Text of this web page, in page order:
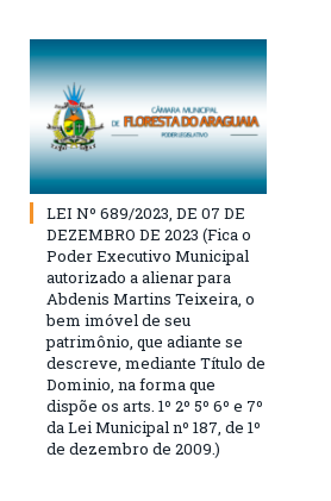
LEI Nº 689/2023, DE 07 DE
DEZEMBRO DE 2023 (Fica o
Poder Executivo Municipal
autorizado a alienar para
Abdenis Martins Teixeira, o
bem imóvel de seu
patrimônio, que adiante se
descreve, mediante Título de
Dominio, na forma que
dispõe os arts. 1º 2º 5º 6º e 7º
da Lei Municipal nº 187, de 1º
de dezembro de 2009.)